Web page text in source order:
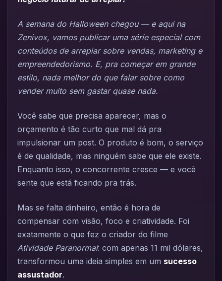
A semana do Halloween chegou — e aqui na
Zenivox, vamos publicar uma série especial com
conteúdos de arrepiar sobre vendas, marketing e
empreendedorismo. E, pra começar em grande
estilo, nada melhor do que falar sobre como
vender muito sem gastar quase nada.
Você sabe que precisa aparecer, mas o
orçamento é tão curto que mal dá pra
impulsionar um post. O produto é bom, o serviço
é de qualidade, mas ninguém sabe que ele existe.
Enquanto isso, o concorrente cresce — e você
sente que está ficando pra trás.
Mas se falta dinheiro, então é hora de
compensar com visão, foco e criatividade. Foi
exatamente o que fez o criador do filme
Atividade Paranormal: com apenas 11 mil dólares,
transformou uma ideia simples em um sucesso
assustador.